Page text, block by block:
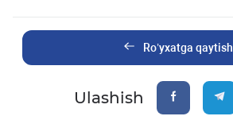
Ro’yxatga qaytish
Ulashish